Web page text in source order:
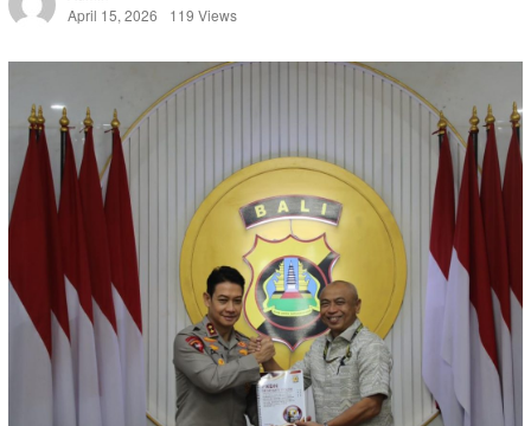
April 15, 2026
119 Views